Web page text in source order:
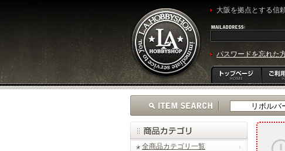
大阪を拠点とする信
パスワードを忘れた
全商品カテゴリ一覧